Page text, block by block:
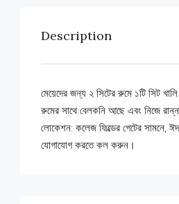
Description
মেয়েদের জন্য ২ সিটের রুমে ১টি সিট
রুমের সাথে বেলকনি আছে এবং নিজে
লোকেশন: কলেজ ফিল্ডের গেটের সামনে,
যোগাযোগ করতে কল করুন।